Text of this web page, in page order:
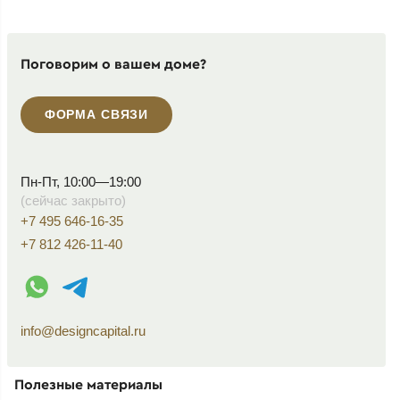
Поговорим о вашем доме?
ФОРМА СВЯЗИ
Пн-Пт, 10:00—19:00
(сейчас закрыто)
+7 495 646-16-35
+7 812 426-11-40
WhatsApp контакт
Telegram контакт
info@designcapital.ru
Полезные материалы